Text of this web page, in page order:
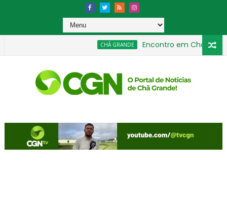
CHÃ GRANDE
Encontro em Chã Grande